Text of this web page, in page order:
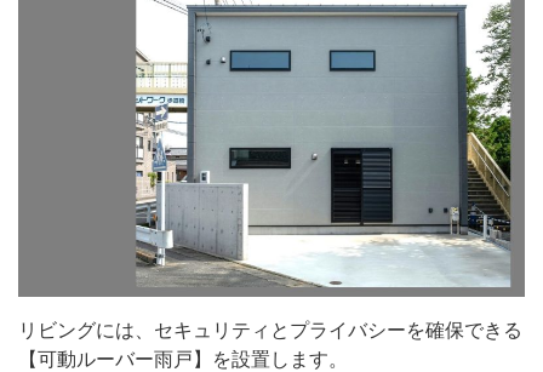
リビングには、セキュリティとプライバシーを確保できる
【可動ルーバー雨戸】を設置します。